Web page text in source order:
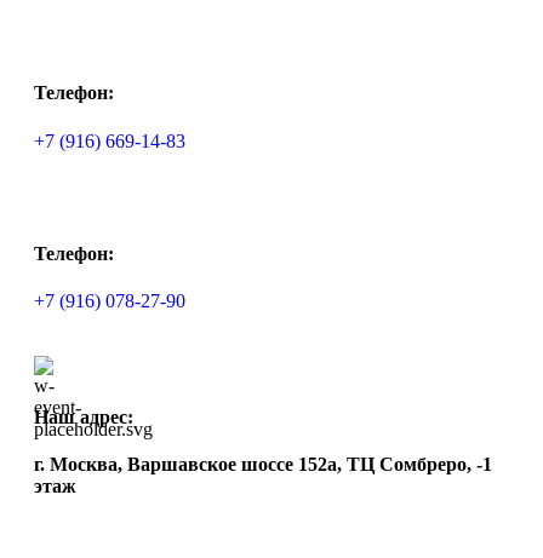
Телефон:
+7 (916) 669-14-83
Телефон:
+7 (916) 078-27-90
Наш адрес:
г. Москва, Варшавское шоссе 152а, ТЦ Сомбреро, -1
этаж